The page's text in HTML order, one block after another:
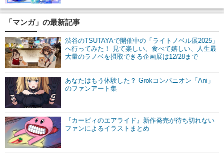
「マンガ」の最新記事
渋谷のTSUTAYAで開催中の「ライトノベル展2025」
へ行ってみた！ 見て楽しい、食べて嬉しい、人生最
大量のラノベを摂取できる企画展は12/28まで
あなたはもう体験した？ Grokコンパニオン「Ani」
のファンアート集
『カービィのエアライド』新作発売が待ち切れない
ファンによるイラストまとめ